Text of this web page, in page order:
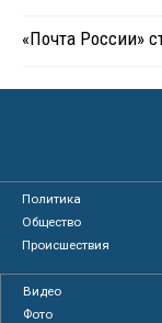
«Почта России»
Политика
Общество
Происшествия
Видео
Фото